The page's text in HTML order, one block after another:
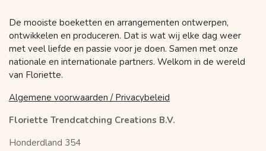
De mooiste boeketten en arrangementen ontwerpen,
ontwikkelen en produceren. Dat is wat wij elke dag weer
met veel liefde en passie voor je doen. Samen met onze
nationale en internationale partners. Welkom in de wereld
van Floriette.
Algemene voorwaarden / Privacybeleid
Floriette Trendcatching Creations B.V.
Honderdland 354